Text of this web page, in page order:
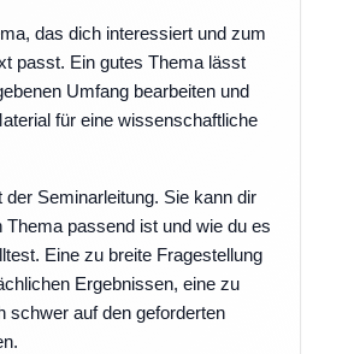
das dich interessiert und zum
passt. Ein gutes Thema lässt
Umfang bearbeiten und
für eine wissenschaftliche
der Seminarleitung. Sie kann dir
Thema passend ist und wie du es
Eine zu breite Fragestellung
Ergebnissen, eine zu
schwer auf den geforderten